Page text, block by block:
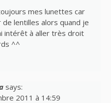
mes lunettes car
lentilles alors quand je
intérêt à aller très droit
^^
says:
2011 à 14:59